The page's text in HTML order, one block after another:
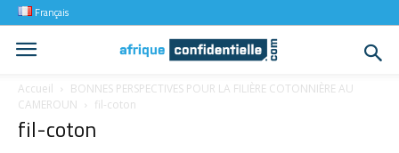
Français
Accueil
BONNES PERSPECTIVES POUR LA FILIÈRE COTONNIÈRE AU
CAMEROUN
fil-coton
fil-coton